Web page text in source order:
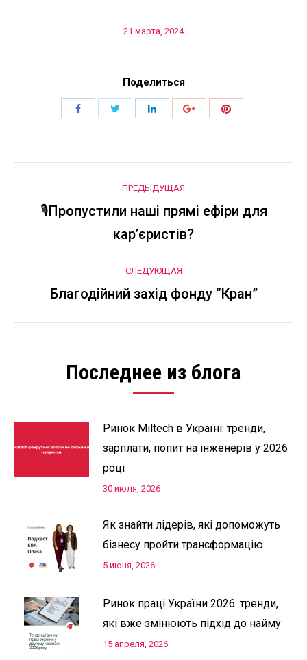
21 марта, 2024
Поделиться
ПоделитьсяПоделитьсяПоделитьсяПоделитьсяПоделиться
Навигация
по
ПРЕДЫДУЩАЯ
Предыдущая
запись:
🎙Пропустили наші прямі ефіри для
кар’єристів?
СЛЕДУЮЩАЯ
Следующая
Благодійний захід фонду “Кран”
Последнее из блога
Ринок Miltech в Україні: тренди,
зарплати, попит на інженерів у 2026
році
30 июля, 2026
Як знайти лідерів, які допоможуть
бізнесу пройти трансформацію
5 июня, 2026
Ринок праці України 2026: тренди,
які вже змінюють підхід до найму
15 апреля, 2026